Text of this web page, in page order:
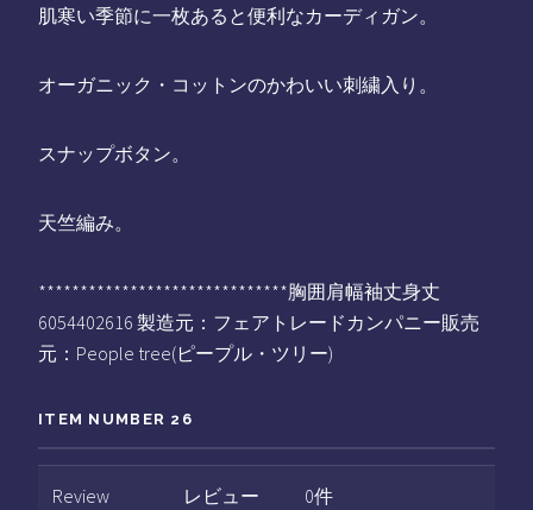
肌寒い季節に一枚あると便利なカーディガン。
オーガニック・コットンのかわいい刺繍入り。
スナップボタン。
天竺編み。
******************************胸囲肩幅袖丈身丈
6054402616 製造元：フェアトレードカンパニー販売
元：People tree(ピープル・ツリー)
ITEM NUMBER 26
Review
レビュー
0件